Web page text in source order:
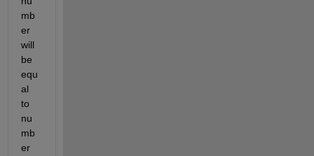
mb
er
will
be
equ
al
to
nu
mb
er